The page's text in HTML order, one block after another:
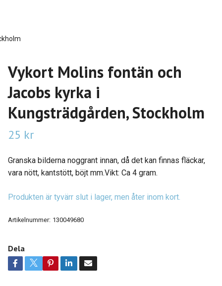
Vykort Molins fontän och
Jacobs kyrka i
Kungsträdgården, Stockholm
25 kr
Granska bilderna noggrant innan, då det kan finnas fläckar,
vara nött, kantstött, böjt mm.Vikt: Ca 4 gram.
Produkten är tyvärr slut i lager, men åter inom kort.
Artikelnummer: 130049680
Dela